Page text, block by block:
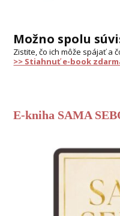
Možno spolu
Zistite, čo ich môže spájať a
>> Stiahnuť e-book
E-kniha SAMA